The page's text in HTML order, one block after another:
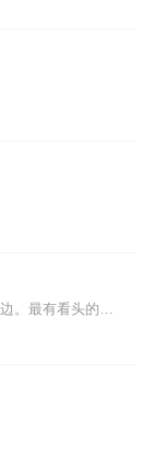
所提之事，所提之物，在乡野，在身边。最有看头的志怪小说，你没听过的奇谭怪事。原著：燕垒生